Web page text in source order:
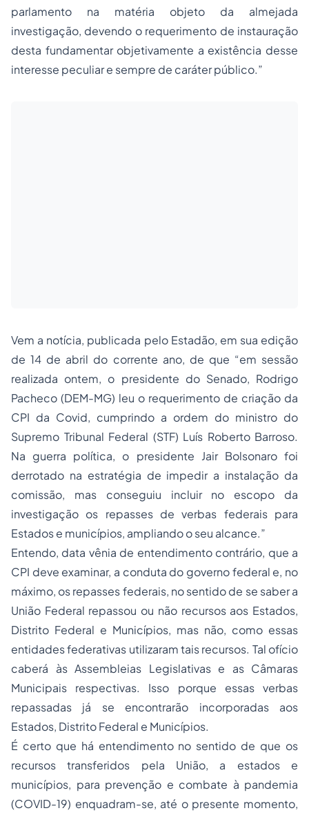
parlamento na matéria objeto da almejada
investigação, devendo o requerimento de instauração
desta fundamentar objetivamente a existência desse
interesse peculiar e sempre de caráter público.”
Vem a notícia, publicada pelo Estadão, em sua edição
de 14 de abril do corrente ano, de que “em sessão
realizada ontem, o presidente do Senado, Rodrigo
Pacheco (DEM-MG) leu o requerimento de criação da
CPI da Covid, cumprindo a ordem do ministro do
Supremo Tribunal Federal (STF) Luís Roberto Barroso.
Na guerra política, o presidente Jair Bolsonaro foi
derrotado na estratégia de impedir a instalação da
comissão, mas conseguiu incluir no escopo da
investigação os repasses de verbas federais para
Estados e municípios, ampliando o seu alcance.”
Entendo, data vênia de entendimento contrário, que a
CPI deve examinar, a conduta do governo federal e, no
máximo, os repasses federais, no sentido de se saber a
União Federal repassou ou não recursos aos Estados,
Distrito Federal e Municípios, mas não, como essas
entidades federativas utilizaram tais recursos. Tal ofício
caberá às Assembleias Legislativas e as Câmaras
Municipais respectivas. Isso porque essas verbas
repassadas já se encontrarão incorporadas aos
Estados, Distrito Federal e Municípios.
É certo que há entendimento no sentido de que os
recursos transferidos pela União, a estados e
municípios, para prevenção e combate à pandemia
(COVID-19) enquadram-se, até o presente momento,